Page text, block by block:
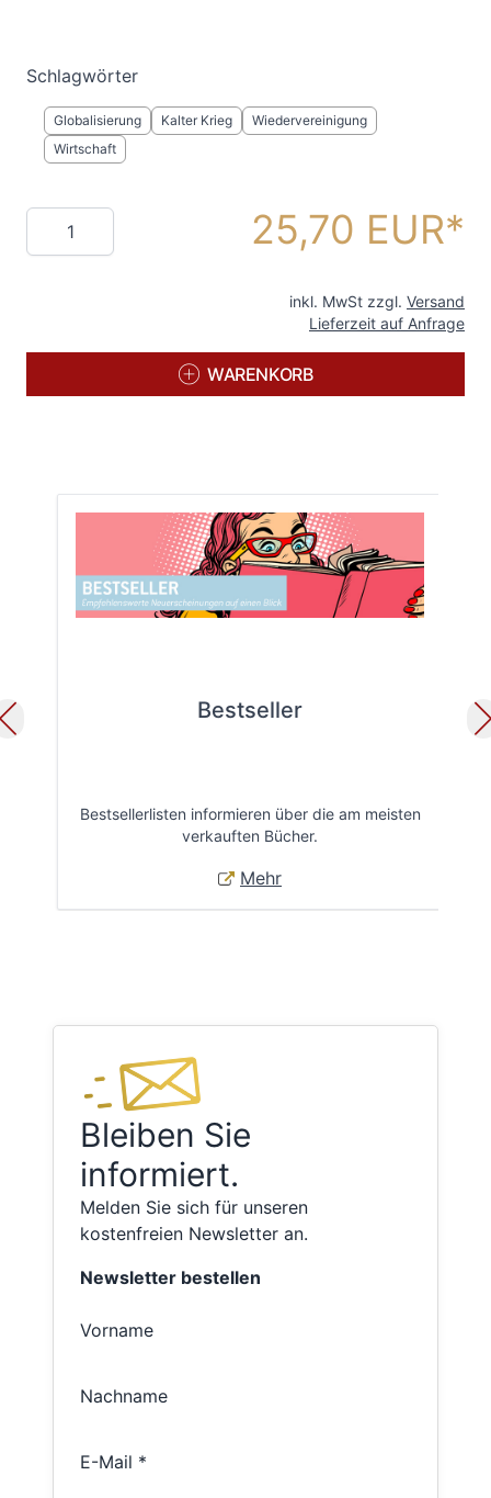
Schlagwörter
Globalisierung Kalter Krieg
Wiedervereinigung
Wirtschaft
Menge 25,70 EUR
inkl. MwSt zzgl. Versand
Lieferzeit auf Anfrage
WARENKORB
Bestseller
Bestsellerlisten informieren über die am meisten
verkauften Bücher.
Mehr
Bleiben Sie
informiert.
Melden Sie sich für unseren
kostenfreien Newsletter an.